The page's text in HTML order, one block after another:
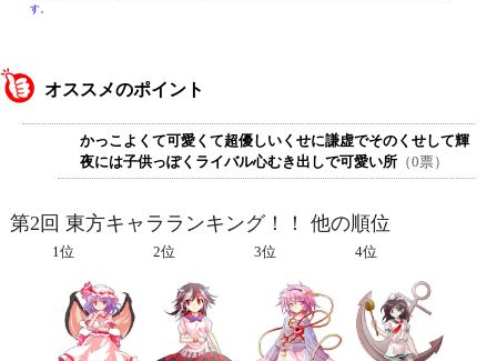
す。
オススメのポイント
かっこよくて可愛くて超優しいくせに謙虚でそのくせして輝
夜には子供っぽくライバル心むき出しで可愛い所 （0票）
第2回 東方キャラランキング！！ 他の順位
1位 2位 3位 4位